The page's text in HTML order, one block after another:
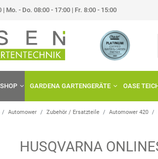
| Mo. - Do. 08:00 - 17:00 | Fr. 8:00 - 15:00
GARDENA GARTENGERÄTE OASE
Automower Zubehör / Ersatzteile Automower 420
HUSQVARNA